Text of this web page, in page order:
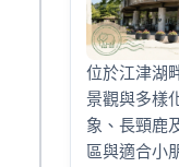
位於江津湖
景觀與多樣
象、長頸鹿
區與適合小